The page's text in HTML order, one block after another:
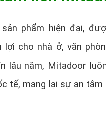
sản phẩm hiện đại,
cho nhà ở, văn
lâu năm, Mitadoor
tế, mang lại sự an tâm